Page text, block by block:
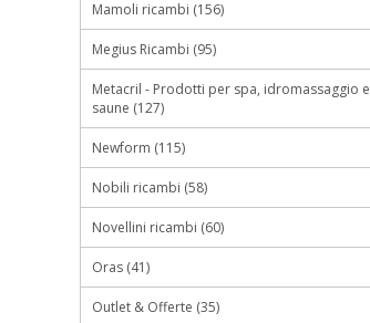
Mamoli ricambi (156)
Megius Ricambi (95)
Metacril - Prodotti per spa, idromassaggio e
saune (127)
Newform (115)
Nobili ricambi (58)
Novellini ricambi (60)
Oras (41)
Outlet & Offerte (35)